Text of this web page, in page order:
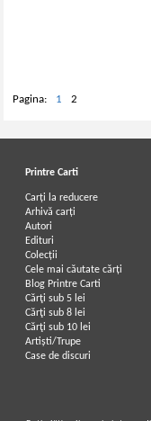
Pagina: 1 2
Printre Carti
Carți la reducere
Arhivă carți
Autori
Edituri
Colecții
Cele mai căutate cărți
Blog Printre Carti
Cărţi sub 5 lei
Cărţi sub 8 lei
Cărţi sub 10 lei
Artiști/Trupe
Case de discuri